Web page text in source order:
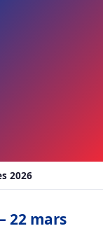
2026
22 mars